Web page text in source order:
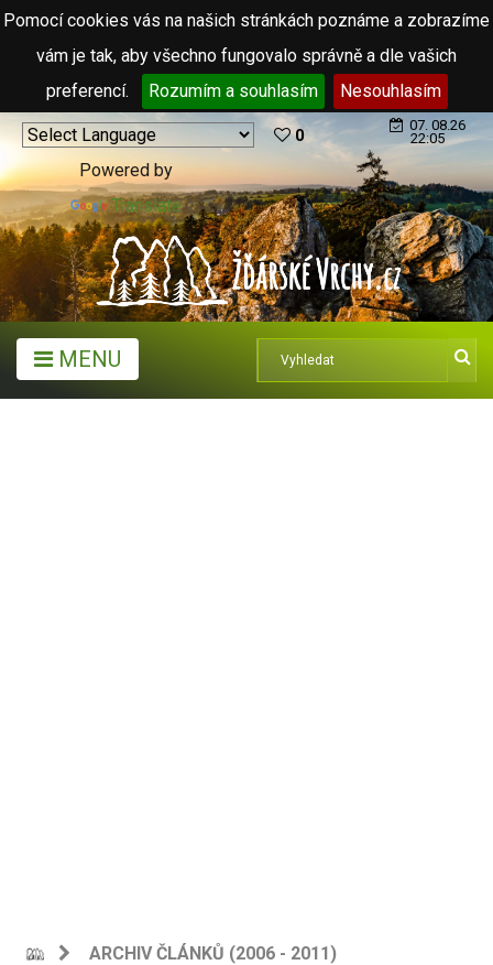
Pomocí cookies vás na našich stránkách poznáme a zobrazíme
vám je tak, aby všechno fungovalo správně a dle vašich
preferencí.
Rozumím a souhlasím Nesouhlasím
Powered by
Translate
0
07. 08.26
22:05
MENU
ARCHIV ČLÁNKŮ (2006 - 2011)